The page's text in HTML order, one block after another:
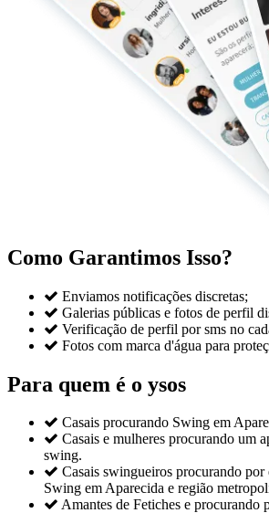
Como Garantimos Isso?
 Enviamos notificações discretas;
 Galerias públicas e fotos de perfil
 Verificação de perfil por sms no
 Fotos com marca d'água para
Para quem é o ysos
 Casais procurando Swing em
 Casais e mulheres procurando um
swing.
 Casais swingueiros procurando por
Swing em Aparecida e região
 Amantes de Fetiches e procurando